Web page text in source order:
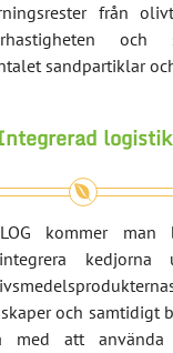
från
och
sandpartiklar
logistik
kommer man
kedjorna
och samtidigt
med att använda